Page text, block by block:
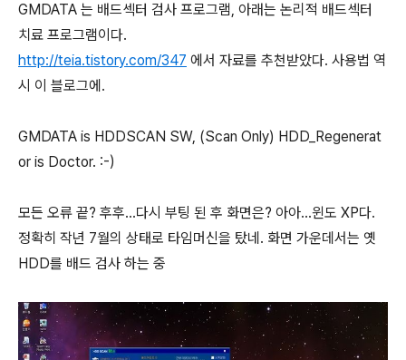
GMDATA 는 배드섹터 검사 프로그램, 아래는 논리적 배드섹터
치료 프로그램이다.
http://teia.tistory.com/347 에서 자료를 추천받았다. 사용법 역
시 이 블로그에.
GMDATA is HDDSCAN SW, (Scan Only) HDD_Regenerat
or is Doctor. :-)
모든 오류 끝? 후후...다시 부팅 된 후 화면은? 아아...윈도 XP다.
정확히 작년 7월의 상태로 타임머신을 탔네. 화면 가운데서는 옛
HDD를 배드 검사 하는 중